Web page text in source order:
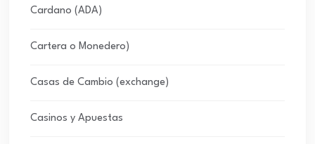
Cardano (ADA)
Cartera o Monedero)
Casas de Cambio (exchange)
Casinos y Apuestas